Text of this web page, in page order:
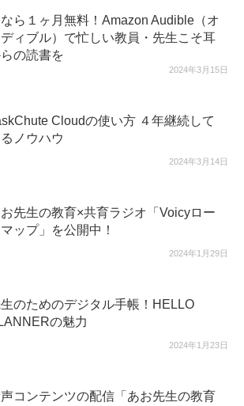
2024年3月15日
ら１ヶ月無料！Amazon Audible（オ
ィブル）で忙しい教員・先生こそ耳
の読書を
2024年3月14日
Cloudの使い方 ４年継続して
ノウハウ
2024年1月29日
先生の教育×共育ラジオ「Voicyロー
マップ」を公開中！
2024年1月23日
のためのデジタル手帳！HELLO
の魅力
コンテンツの配信「あお先生の教育